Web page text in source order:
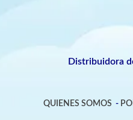
Distribuidora
QUIENES SOMOS -